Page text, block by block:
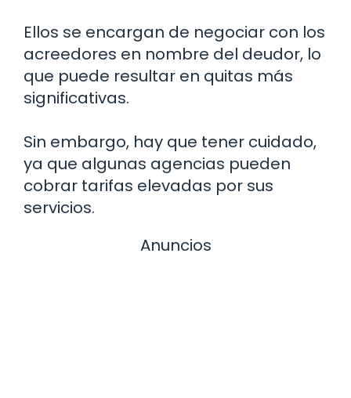
Ellos se encargan de negociar con los
acreedores en nombre del deudor, lo
que puede resultar en quitas más
significativas.
Sin embargo, hay que tener cuidado,
ya que algunas agencias pueden
cobrar tarifas elevadas por sus
servicios.
Anuncios